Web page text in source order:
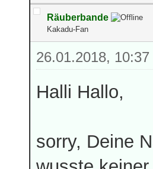
Räuberbande
Kakadu-Fan
26.01.2018, 10:37
Halli Hallo,
sorry, Deine